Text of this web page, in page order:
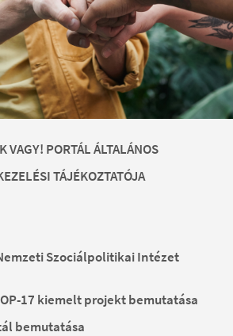
VAGY! PORTÁL ÁLTALÁNOS
TÁJÉKOZTATÓJA
Szociálpolitikai Intézet
17 kiemelt projekt bemutatása
bemutatása